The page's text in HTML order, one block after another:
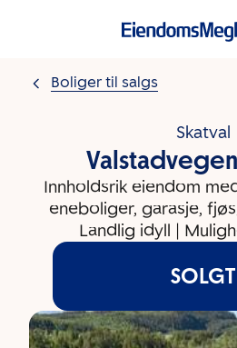
Boliger til salgs
Skatval
Innholdsrik eiendom
eneboliger, garasje,
Landlig idyll |
SOLGT